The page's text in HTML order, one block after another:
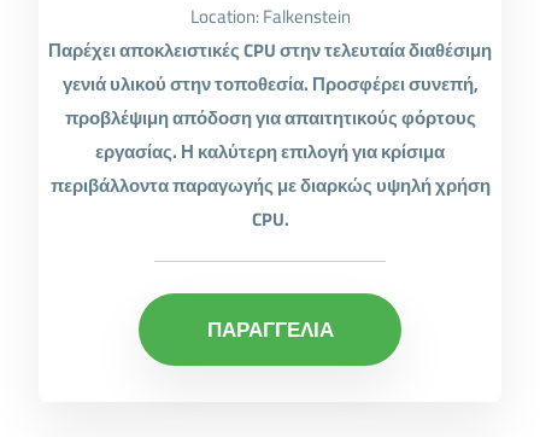
Location: Falkenstein
Παρέχει αποκλειστικές CPU στην τελευταία διαθέσιμη
γενιά υλικού στην τοποθεσία. Προσφέρει συνεπή,
προβλέψιμη απόδοση για απαιτητικούς φόρτους
εργασίας. Η καλύτερη επιλογή για κρίσιμα
περιβάλλοντα παραγωγής με διαρκώς υψηλή χρήση
CPU.
ΠΑΡΑΓΓΕΛΙΑ